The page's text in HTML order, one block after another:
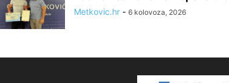
Metkovic.hr - 6 kolovoza, 2026